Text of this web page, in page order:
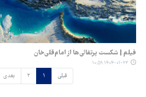
فیلم | شکست پرتغالی‌ها از امام‌قلی‌خان
۱۴۰۴-۰۱-۲۳ ۱۰:۵۹
قبلی ۱ ۲ بعدی